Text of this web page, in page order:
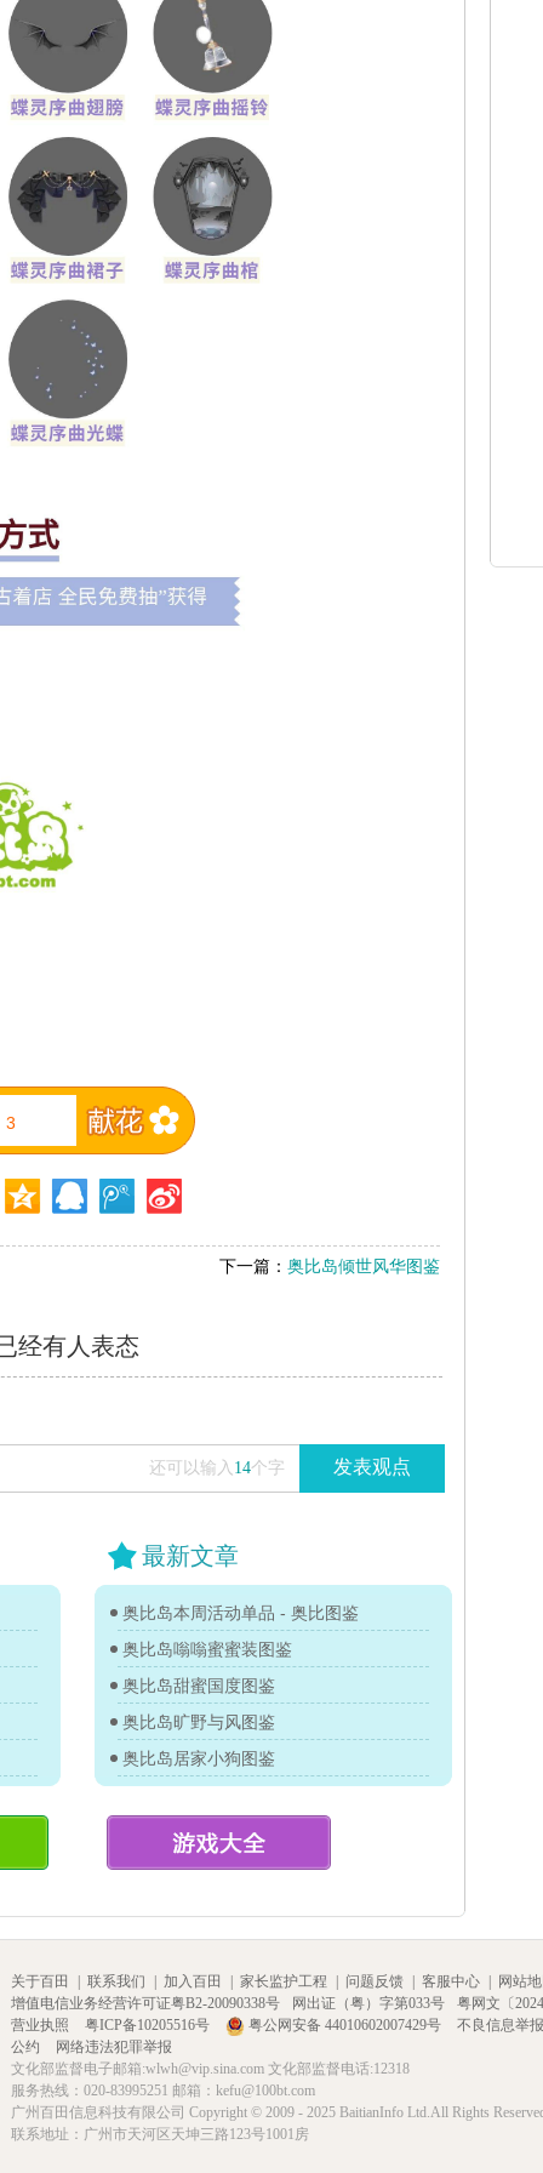
3
下一篇： 奥比岛倾世风华图鉴
经有人表态
还可以输入 14个字 发表观点
最新文章
奥比岛本周活动单品 - 奥比图鉴
奥比岛嗡嗡蜜蜜装图鉴
奥比岛甜蜜国度图鉴
奥比岛旷野与风图鉴
奥比岛居家小狗图鉴
关于百田 联系我们 加入百田 家长监护工程 问题反馈 客服中心
网站
增值电信业务经营许可证粤B2-20090338号
网出证（粤）字第033号
粤网文〔
营业执照
粤ICP备10205516号 粤公网安备 44010602007429号
不良信息举
公约
网络违法犯罪举报
文化部监督电子邮箱:wlwh@vip.sina.com 文化部监督电话:12318
服务热线：020-83995251 邮箱：kefu@100bt.com
广州百田信息科技有限公司 Copyright © 2009 - 2025 BaitianInfo Ltd.All Rights
联系地址：广州市天河区天坤三路123号1001房